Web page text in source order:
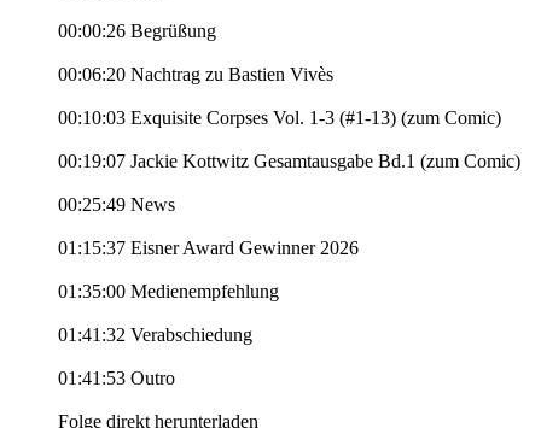
00:00:26 Begrüßung
00:06:20 Nachtrag zu Bastien Vivès
00:10:03 Exquisite Corpses Vol. 1-3 (#1-13) (zum Comic)
00:19:07 Jackie Kottwitz Gesamtausgabe Bd.1 (zum Comic)
00:25:49 News
01:15:37 Eisner Award Gewinner 2026
01:35:00 Medienempfehlung
01:41:32 Verabschiedung
01:41:53 Outro
Folge direkt herunterladen